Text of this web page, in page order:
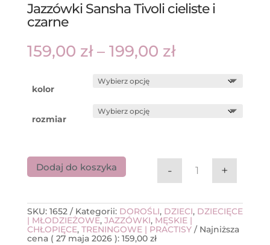
Jazzówki Sansha Tivoli cieliste i
czarne
159,00 zł – 199,00 złZakres
159,00 zł
kolor
rozmiar
ilość Jazzówki
- +
Dodaj do koszyka
SKU: 1652 Kategorii: DOROŚLI, DZIECI, DZIECIĘCE
| MŁODZIEŻOWE, JAZZÓWKI, MĘSKIE |
CHŁOPIĘCE, TRENINGOWE | PRACTISY
Najniższa
cena ( 27 maja 2026): 159,00 zł